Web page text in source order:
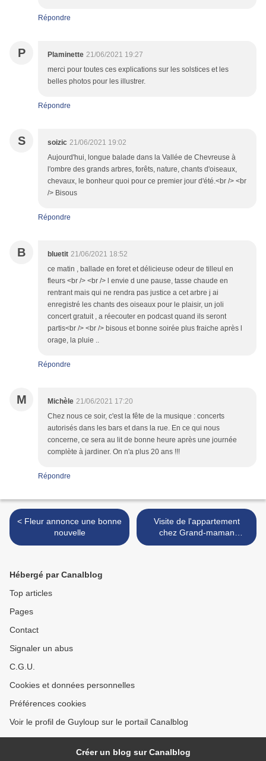
Répondre
P Plaminette 21/06/2021 19:27
merci pour toutes ces explications sur les solstices et les
belles photos pour les illustrer.
Répondre
S soizic 21/06/2021 19:02
Aujourd'hui, longue balade dans la Vallée de Chevreuse à
l'ombre des grands arbres, forêts, nature, chants d'oiseaux,
chevaux, le bonheur quoi pour ce premier jour d'été.<br /> <br
/> Bisous
Répondre
B bluetit 21/06/2021 18:52
ce matin , ballade en foret et délicieuse odeur de tilleul en
fleurs <br /> <br /> l envie d une pause, tasse chaude en
rentrant mais qui ne rendra pas justice a cet arbre j ai
enregistré les chants des oiseaux pour le plaisir, un joli
concert gratuit , a réecouter en podcast quand ils seront
partis<br /> <br /> bisous et bonne soirée plus fraiche après l
orage, la pluie ..
Répondre
M Michèle 21/06/2021 17:20
Chez nous ce soir, c'est la fête de la musique : concerts
autorisés dans les bars et dans la rue. En ce qui nous
concerne, ce sera au lit de bonne heure après une journée
complète à jardiner. On n'a plus 20 ans !!!
Répondre
< Fleur annonce une bonne
nouvelle
Visite de l'appartement
chez Grand-maman
Nadette >
Hébergé par Canalblog
Top articles
Pages
Contact
Signaler un abus
C.G.U.
Cookies et données personnelles
Préférences cookies
Voir le profil de Guyloup sur le portail Canalblog
Créer un blog sur Canalblog